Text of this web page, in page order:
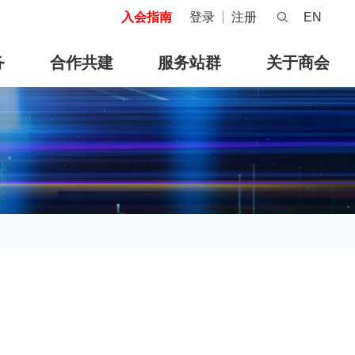
入会指南 登录 注册 EN
合作共建 服务站群 关于商会